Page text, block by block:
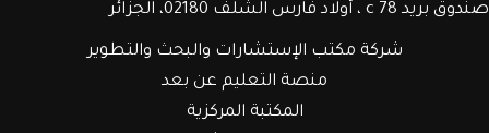
صندوق بريد c 78 ، أولاد فارس الشلف 02180، الجزائر
شركة مكتب الإستشارات والبحث والتطوير
منصة التعليم عن بعد
المكتبة المركزية